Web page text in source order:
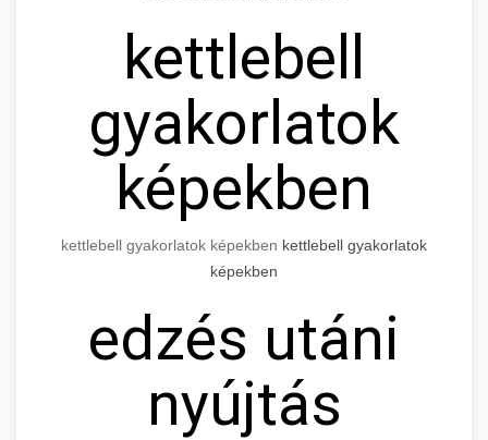
kettlebell
gyakorlatok
képekben
kettlebell gyakorlatok képekben kettlebell gyakorlatok
képekben
edzés utáni
nyújtás